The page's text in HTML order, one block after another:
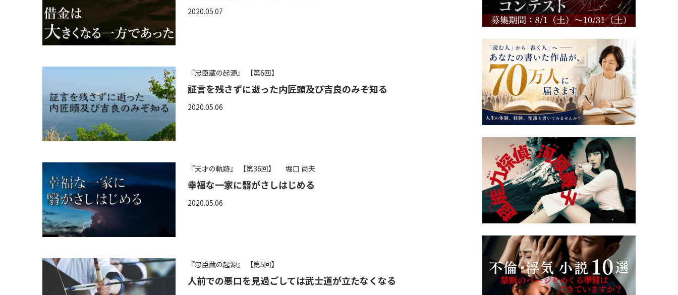
2020.05.07
『忠臣蔵の起源』 【第6回】
証言を残さずに逝った内匠頭及び吉良のみぞ知る
2020.05.06
『天才の軌跡』 【第36回】 堀口 尚夫
幸福な一家に翳がさしはじめる
2020.05.06
『忠臣蔵の起源』 【第5回】
人前での悪口を見過ごしては武士道が立たなくなる